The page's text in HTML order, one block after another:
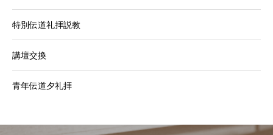
特別伝道礼拝説教
講壇交換
青年伝道夕礼拝